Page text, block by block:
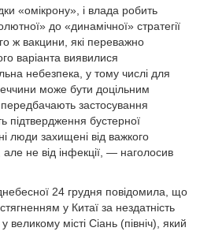
«омікрону», і влада робить
до «динамічної» стратегії
ж вакцини, які переважно
варіанта виявилися
небезпека, у тому числі для
може бути доцільним
застосування
підтвердження бустерної
люди захищені від важкого
але не від інфекції, — наголосив
24 грудня повідомила, що
у Китаї за нездатність
великому місті Сіань (північ), який